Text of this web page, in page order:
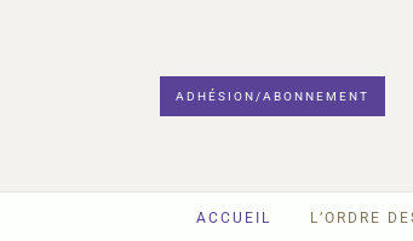
ADHÉSION/ABONNEMENT
ACCUEIL L’ORDRE